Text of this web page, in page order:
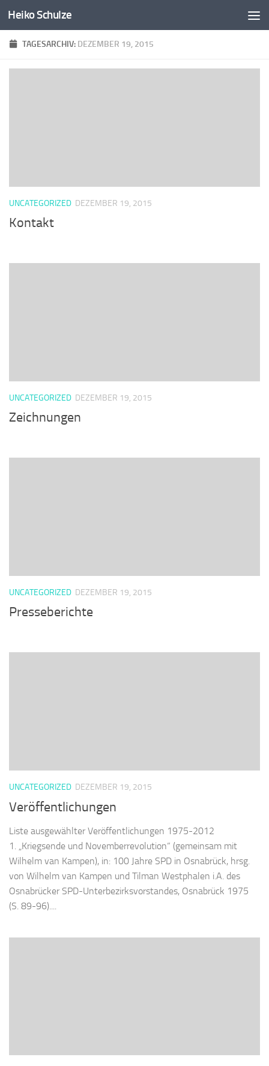
Zum Inhalt springen
Heiko Schulze
TAGESARCHIV: DEZEMBER 19, 2015
UNCATEGORIZED DEZEMBER 19, 2015
Kontakt
UNCATEGORIZED DEZEMBER 19, 2015
Zeichnungen
UNCATEGORIZED DEZEMBER 19, 2015
Presseberichte
UNCATEGORIZED DEZEMBER 19, 2015
Veröffentlichungen
Liste ausgewählter Veröffentlichungen 1975-2012
1. „Kriegsende und Novemberrevolution“ (gemeinsam mit
Wilhelm van Kampen), in: 100 Jahre SPD in Osnabrück, hrsg.
von Wilhelm van Kampen und Tilman Westphalen i.A. des
Osnabrücker SPD-Unterbezirksvorstandes, Osnabrück 1975
(S. 89-96)....